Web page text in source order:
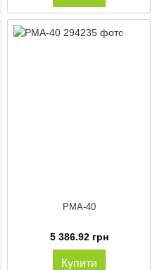
PMA-40
5 386.92 грн
Купити